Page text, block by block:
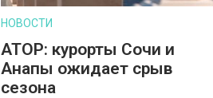
НОВОСТИ
АТОР: курорты Сочи и
Анапы ожидает срыв
сезона